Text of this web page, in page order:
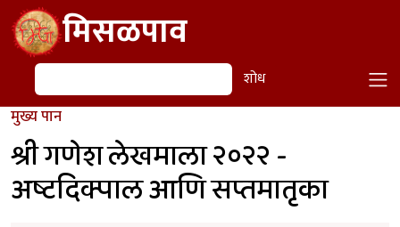
Skip to main contentमिसळपाव
शोध शोध
मुख्य पान
श्री गणेश लेखमाला २०२२ -
अष्टदिक्पाल आणि सप्तमातृका